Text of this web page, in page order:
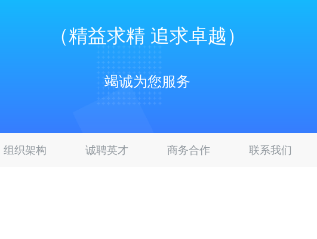
（精益求精 追求卓越）
竭诚为您服务
组织架构 诚聘英才 商务合作 联系我们